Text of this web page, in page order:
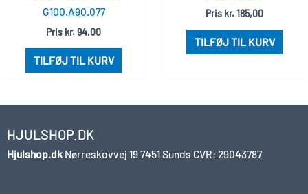
G100.A90.077
Pris kr.94,00
TILFØJ TIL KURV
Pris kr.185,00
TILFØJ TIL KURV
HJULSHOP.DK
Hjulshop.dk Nørreskovvej 197451 Sunds CVR: 29043787